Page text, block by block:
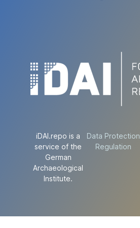
iDAI.repo is a
service of the
German
Archaeological
Institute.
Data Protection
Regulation